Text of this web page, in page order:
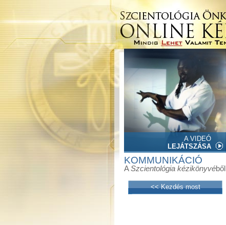
A VIDEÓ
LEJÁTSZÁSA
KOMMUNIKÁCIÓ
ASzcientológia kézikönyvéből
<< Kezdés most